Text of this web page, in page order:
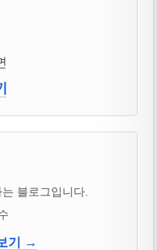
블로그입니다.
기 →